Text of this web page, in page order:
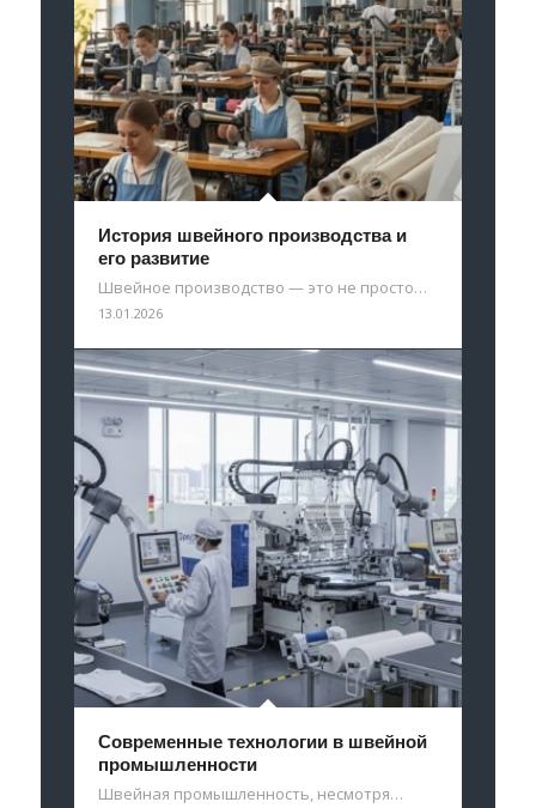
История швейного производства и
его развитие
Швейное производство — это не просто…
13.01.2026
Современные технологии в швейной
промышленности
Швейная промышленность, несмотря…